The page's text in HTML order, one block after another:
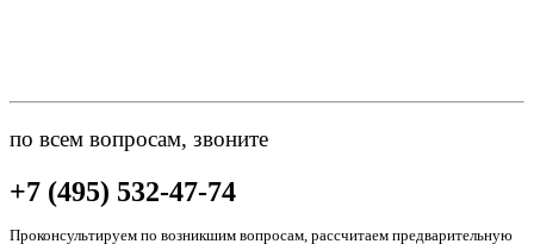
по всем вопросам, звоните
+7 (495) 532-47-74
Проконсультируем по возникшим вопросам, рассчитаем предварительную